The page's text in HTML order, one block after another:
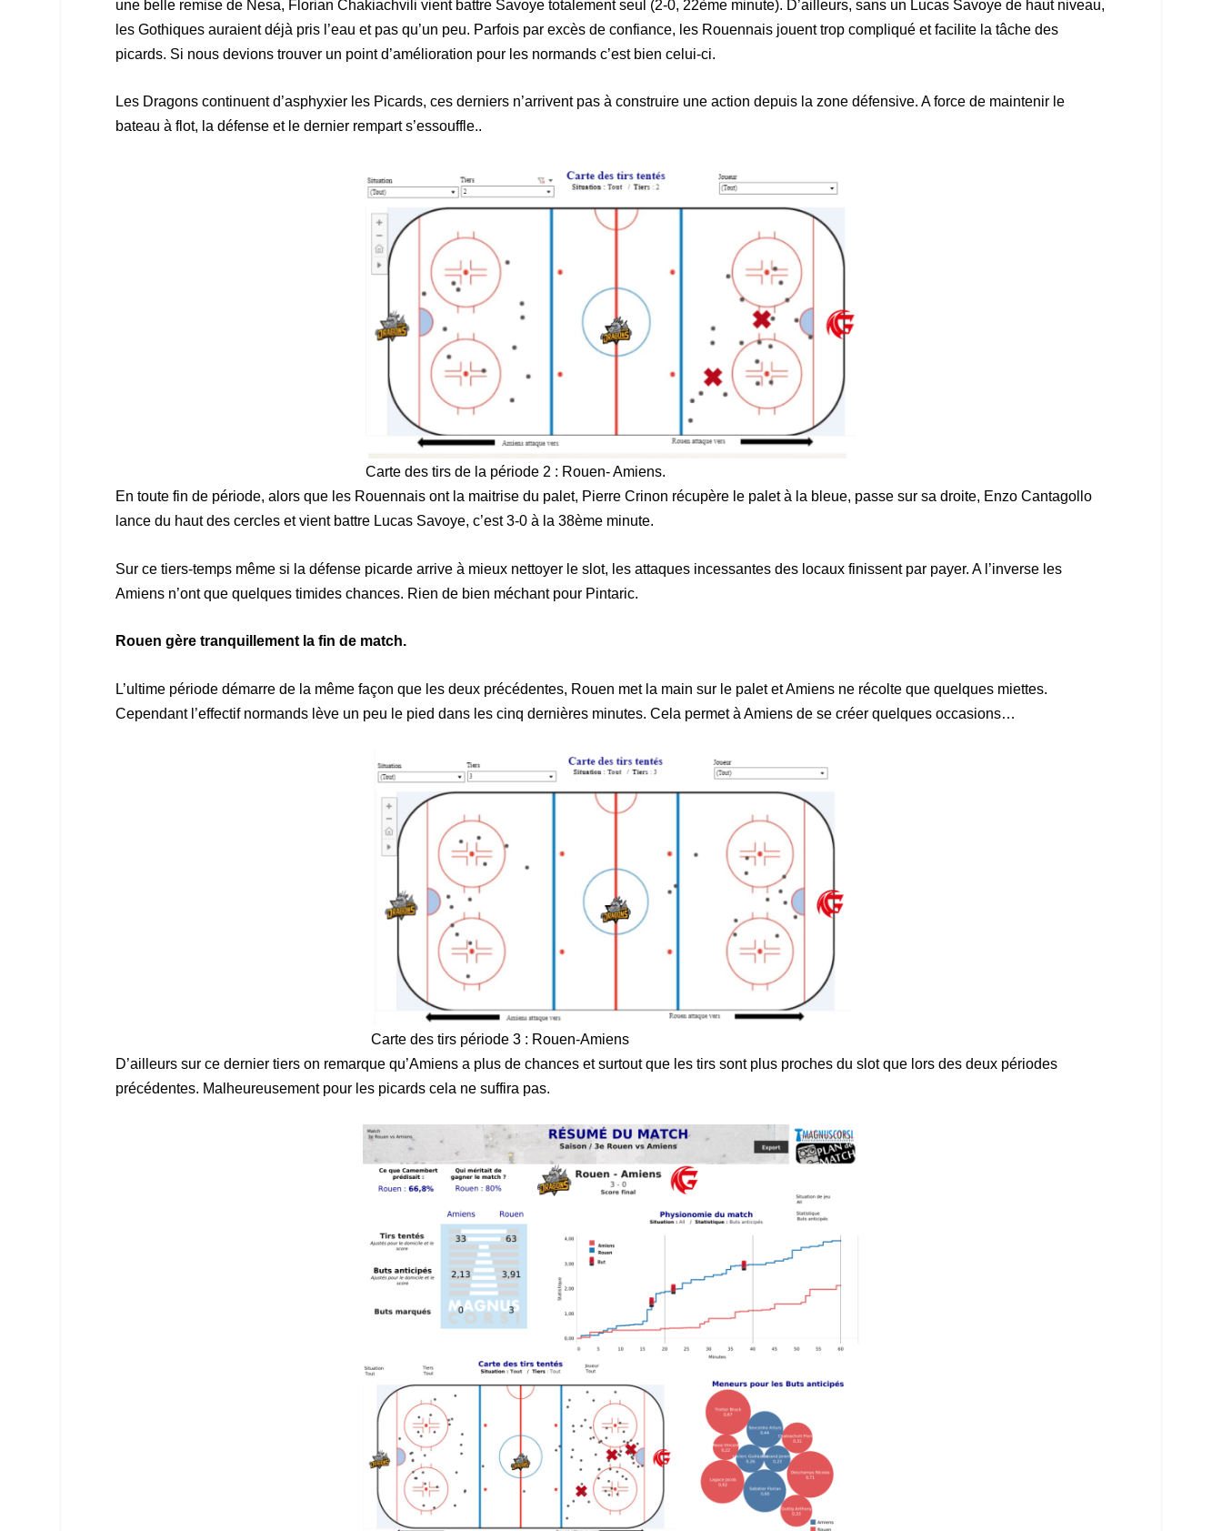
une belle remise de Nesa, Florian Chakiachvili vient battre Savoye totalement seul (2-0, 22ème minute). D’ailleurs, sans un Lucas Savoye de haut niveau,
les Gothiques auraient déjà pris l’eau et pas qu’un peu. Parfois par excès de confiance, les Rouennais jouent trop compliqué et facilite la tâche des
picards. Si nous devions trouver un point d’amélioration pour les normands c’est bien celui-ci.
Les Dragons continuent d’asphyxier les Picards, ces derniers n’arrivent pas à construire une action depuis la zone défensive. A force de maintenir le
bateau à flot, la défense et le dernier rempart s’essouffle..
Carte des tirs de la période 2 : Rouen- Amiens.
En toute fin de période, alors que les Rouennais ont la maitrise du palet, Pierre Crinon récupère le palet à la bleue, passe sur sa droite, Enzo Cantagollo
lance du haut des cercles et vient battre Lucas Savoye, c’est 3-0 à la 38ème minute.
Sur ce tiers-temps même si la défense picarde arrive à mieux nettoyer le slot, les attaques incessantes des locaux finissent par payer. A l’inverse les
Amiens n’ont que quelques timides chances. Rien de bien méchant pour Pintaric.
Rouen gère tranquillement la fin de match.
L’ultime période démarre de la même façon que les deux précédentes, Rouen met la main sur le palet et Amiens ne récolte que quelques miettes.
Cependant l’effectif normands lève un peu le pied dans les cinq dernières minutes. Cela permet à Amiens de se créer quelques occasions…
Carte des tirs période 3 : Rouen-Amiens
D’ailleurs sur ce dernier tiers on remarque qu’Amiens a plus de chances et surtout que les tirs sont plus proches du slot que lors des deux périodes
précédentes. Malheureusement pour les picards cela ne suffira pas.